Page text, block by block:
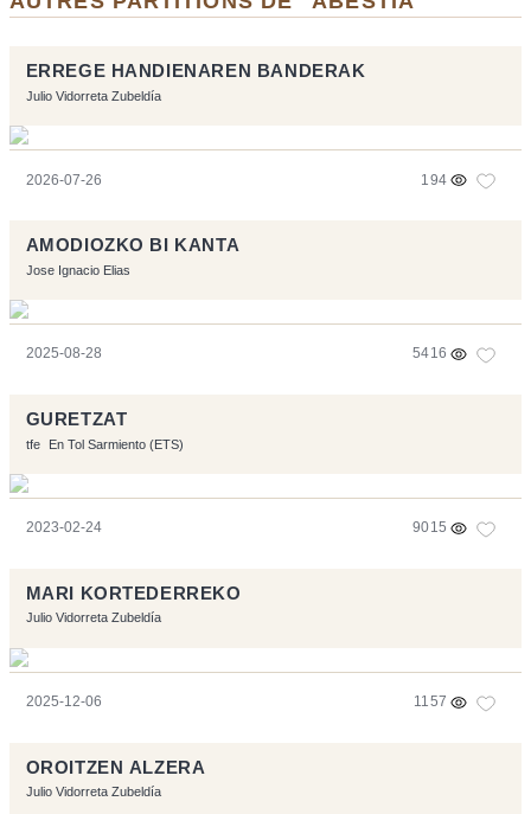
ERREGE HANDIENAREN BANDERAK
Julio Vidorreta Zubeldía
2026-07-26 194
AMODIOZKO BI KANTA
Jose Ignacio Elias
2025-08-28 5416
GURETZAT
tfe En Tol Sarmiento (ETS)
2023-02-24 9015
MARI KORTEDERREKO
Julio Vidorreta Zubeldía
2025-12-06 1157
OROITZEN ALZERA
Julio Vidorreta Zubeldía